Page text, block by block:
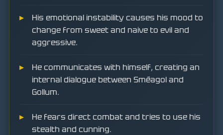
His emotional instability causes his mood to
change from sweet and naive to evil and
aggressive.
He communicates with himself, creating an
internal dialogue between Sméagol and
Gollum.
He fears direct combat and tries to use his
stealth and cunning.